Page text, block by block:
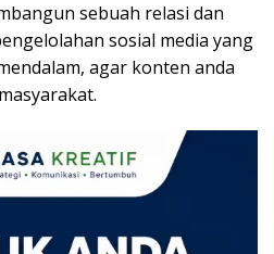
sebuah relasi dan
sosial media yang
agar konten anda